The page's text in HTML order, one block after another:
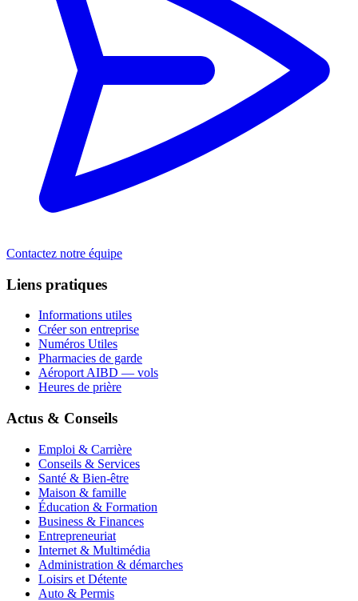
Contactez notre équipe
Liens pratiques
Informations utiles
Créer son entreprise
Numéros Utiles
Pharmacies de garde
Aéroport AIBD — vols
Heures de prière
Actus & Conseils
Emploi & Carrière
Conseils & Services
Santé & Bien-être
Maison & famille
Éducation & Formation
Business & Finances
Entrepreneuriat
Internet & Multimédia
Administration & démarches
Loisirs et Détente
Auto & Permis